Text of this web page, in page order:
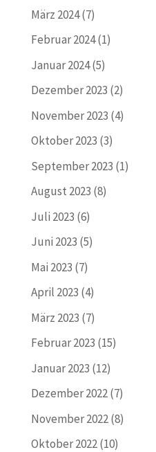
März 2024(7)
Februar 2024(1)
Januar 2024(5)
Dezember 2023 (2)
November 2023 (4)
Oktober 2023 (3)
September 2023 (1)
August 2023 (8)
Juli 2023 (6)
Juni 2023 (5)
Mai 2023 (7)
April 2023 (4)
März 2023 (7)
Februar 2023 (15)
Januar 2023 (12)
Dezember 2022(7)
November 2022(8)
Oktober 2022(10)